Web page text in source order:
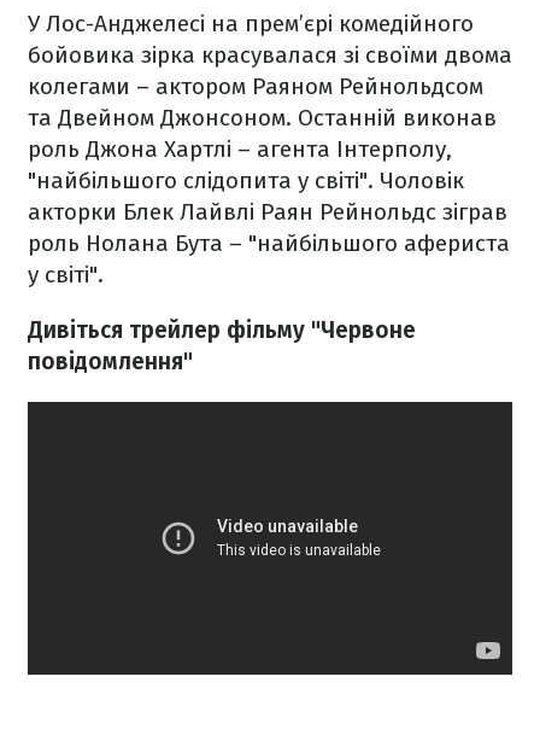
У Лос-Анджелесі на прем’єрі комедійного
бойовика зірка красувалася зі своїми двома
колегами – актором Раяном Рейнольдсом
та Двейном Джонсоном. Останній виконав
роль Джона Хартлі – агента Інтерполу,
"найбільшого слідопита у світі". Чоловік
акторки Блек Лайвлі Раян Рейнольдс зіграв
роль Нолана Бута – "найбільшого афериста
у світі".
Дивіться трейлер фільму "Червоне
повідомлення"